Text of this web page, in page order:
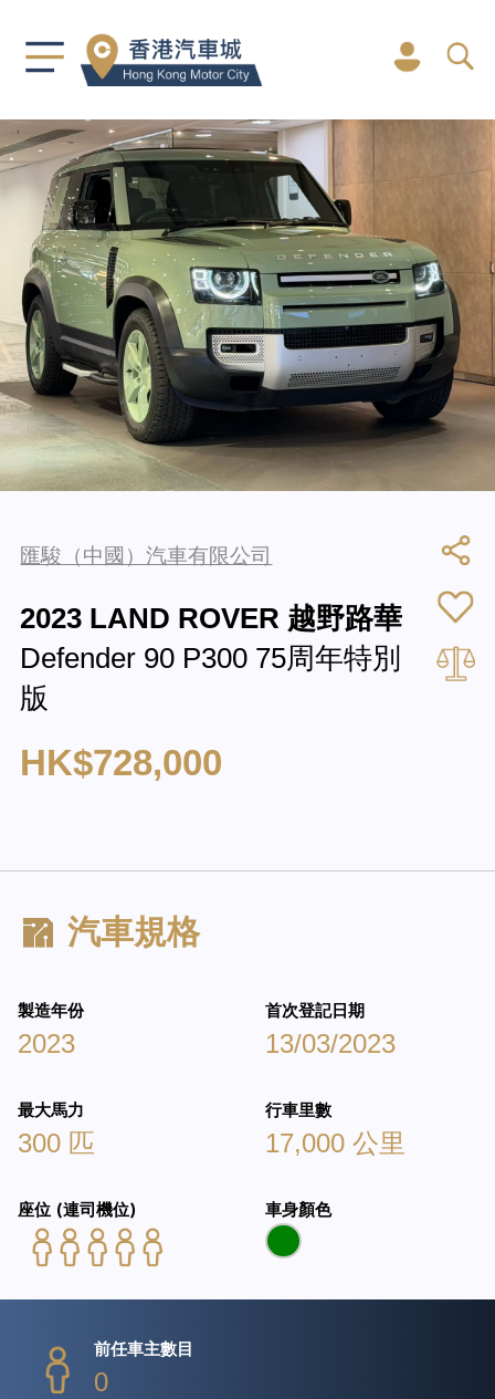
匯駿（中國）汽車有限公司
2023 LAND ROVER 越野路華
Defender 90 P300 75周年特別
版
HK$728,000
汽車規格
製造年份
2023
首次登記日期
13/03/2023
最大馬力
300 匹
行車里數
17,000 公里
座位 (連司機位) 車身顏色
前任車主數目
0